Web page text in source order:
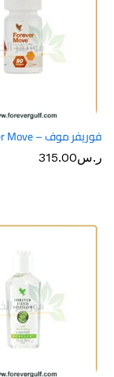
فوريفر موف – Forever Move
ر.س315.00